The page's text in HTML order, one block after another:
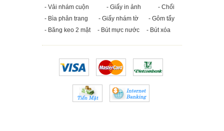
- Vải nhám cuộn
- Giấy in ảnh
- Chổi
- Bìa phân trang
- Giấy nhám tờ
- Gôm tẩy
- Băng keo 2 mặt
- Bút mực nước - Bút xóa